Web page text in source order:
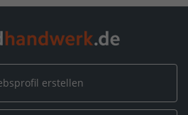
/ Überlingen-Lippertsreute /
erstellen